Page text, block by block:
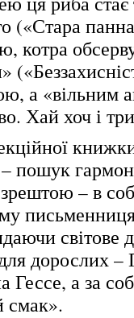
(«Стара
а «вільним
Хай хоч і
пошук
– в
світове
дорослих –
Гессе, а за
смак».